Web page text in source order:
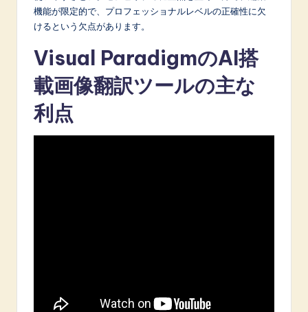
機能が限定的で、プロフェッショナルレベルの正確性に欠
けるという欠点があります。
Visual ParadigmのAI搭
載画像翻訳ツールの主な
利点